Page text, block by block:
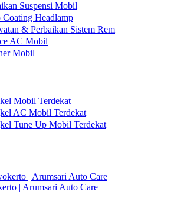
Suspensi Mobil
Coating Headlamp
& Perbaikan Sistem Rem
AC Mobil
Mobil
Mobil Terdekat
AC Mobil Terdekat
Tune Up Mobil Terdekat
| Arumsari Auto Care